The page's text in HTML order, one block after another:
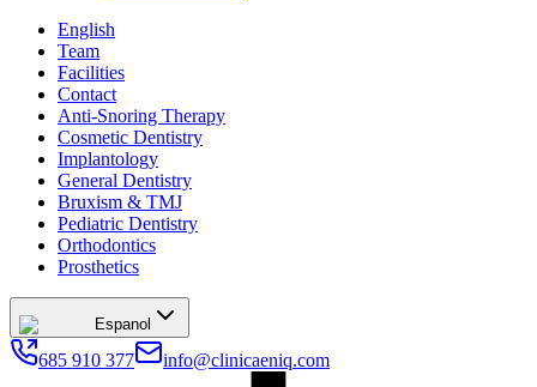
English
Team
Facilities
Contact
Anti-Snoring Therapy
Cosmetic Dentistry
Implantology
General Dentistry
Bruxism & TMJ
Pediatric Dentistry
Orthodontics
Prosthetics
Espanol
685 910 377 info@clinicaeniq.com